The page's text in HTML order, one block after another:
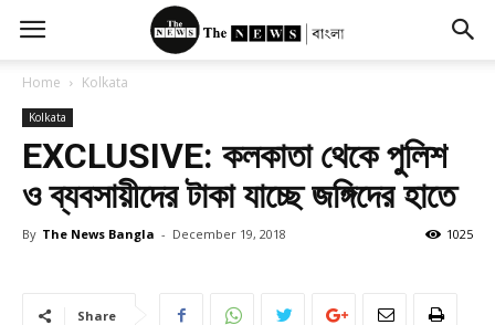
Home Kolkata
Kolkata
EXCLUSIVE: কলকাতা থেকে পুলিশ
ও ব্যবসায়ীদের টাকা যাচ্ছে জঙ্গিদের হাতে
By The News Bangla - December 19, 2018 1025
Share